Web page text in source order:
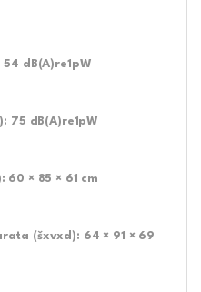
54 dB(A)re1pW
75 dB(A)re1pW
60 × 85 × 61 cm
(šxvxd): 64 × 91 × 69